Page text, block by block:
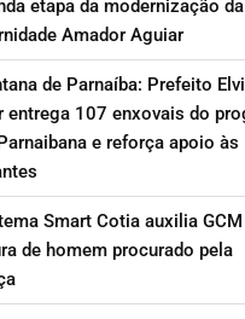
etapa da modernização da
Amador Aguiar
de Parnaíba: Prefeito
entrega 107 enxovais do
e reforça apoio às
Smart Cotia auxilia
de homem procurado pela